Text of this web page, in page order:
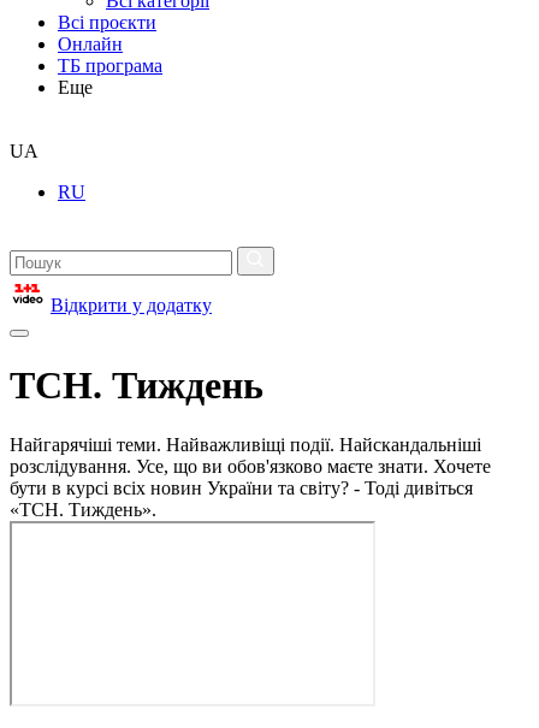
Всі проєкти
Онлайн
ТБ програма
Еще
UA
RU
Відкрити у додатку
ТСН. Тиждень
Найгарячіші теми. Найважливіщі події. Найскандальніші
розслідування. Усе, що ви обов'язково маєте знати. Хочете
бути в курсі всіх новин України та світу? - Тоді дивіться
«ТСН. Тиждень».